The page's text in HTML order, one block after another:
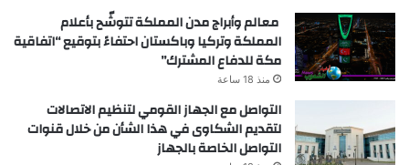
معالم وأبراج مدن المملكة تتوشّح بأعلام
المملكة وتركيا وباكستان احتفاءً بتوقيع “اتفاقية
مكة للدفاع المشترك”
منذ 18 ساعة
التواصل مع الجهاز القومي لتنظيم الاتصالات
لتقديم الشكاوى في هذا الشأن من خلال قنوات
التواصل الخاصة بالجهاز